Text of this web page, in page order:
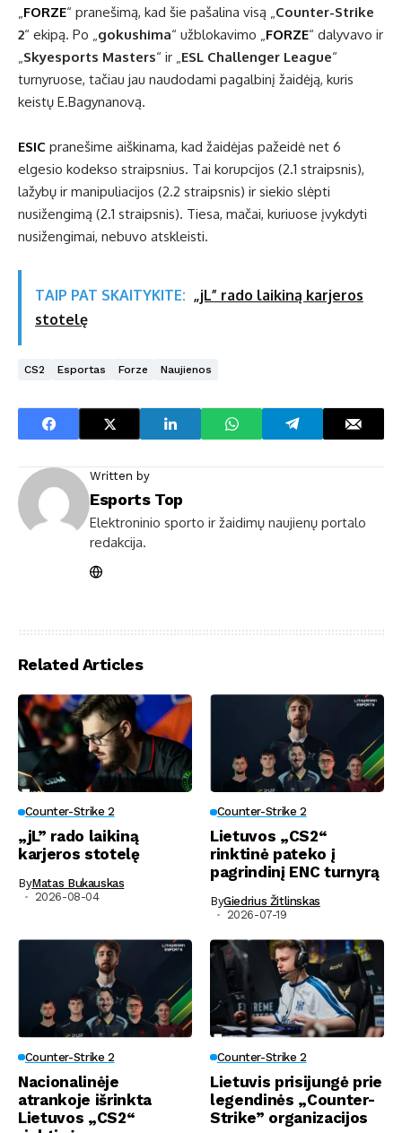
„FORZE“ pranešimą, kad šie pašalina visą „Counter-Strike
2“ ekipą. Po „gokushima“ užblokavimo „FORZE“ dalyvavo ir
„Skyesports Masters“ ir „ESL Challenger League“
turnyruose, tačiau jau naudodami pagalbinį žaidėją, kuris
keistų E.Bagynanovą.
ESIC pranešime aiškinama, kad žaidėjas pažeidė net 6
elgesio kodekso straipsnius. Tai korupcijos (2.1 straipsnis),
lažybų ir manipuliacijos (2.2 straipsnis) ir siekio slėpti
nusižengimą (2.1 straipsnis). Tiesa, mačai, kuriuose įvykdyti
nusižengimai, nebuvo atskleisti.
TAIP PAT SKAITYKITE: „jL” rado laikiną karjeros
stotelę
CS2 Esportas Forze Naujienos
Written by
Esports Top
Elektroninio sporto ir žaidimų naujienų portalo
redakcija.
Related Articles
Counter-Strike 2
„jL” rado laikiną
karjeros stotelę
ByMatas Bukauskas
2026-08-04
Counter-Strike 2
Lietuvos „CS2“
rinktinė pateko į
pagrindinį ENC turnyrą
ByGiedrius Žitlinskas
2026-07-19
Counter-Strike 2
Nacionalinėje
atrankoje išrinkta
Lietuvos „CS2“
Counter-Strike 2
Lietuvis prisijungė prie
legendinės „Counter-
Strike” organizacijos